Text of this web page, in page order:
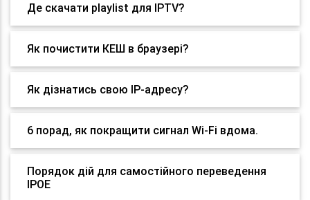
Де скачати playlist для IPTV?
Як почистити КЕШ в браузері?
Як дізнатись свою IP-адресу?
6 порад, як покращити сигнал Wi-Fi вдома.
Порядок дій для самостійного переведення
IPOE